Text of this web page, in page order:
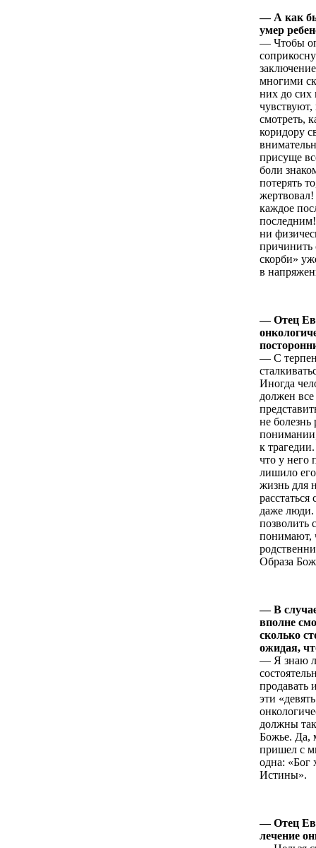
— А как бы
умер
— Чтобы
многими
них до сих
чувствуют,
смотреть,
коридору
присуще
боли
потерять
каждое
ни
причинить
скорби»
в
— Отец
— С
Иногда
должен
не
к
что у него
лишило
жизнь для
даже люди.
позволить
понимают,
Образа
— В случае
вполне
сколько
ожидая,
— Я знаю
продавать
эти
должны
Божье. Да,
пришел с
одна: «Бог
Истины».
— Отец
лечение